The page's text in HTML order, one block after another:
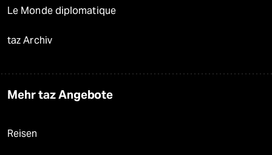
Le Monde diplomatique
taz Archiv
Mehr taz Angebote
Reisen